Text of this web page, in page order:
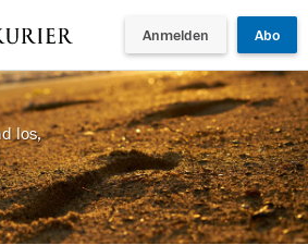
Anmelden Abo
los,